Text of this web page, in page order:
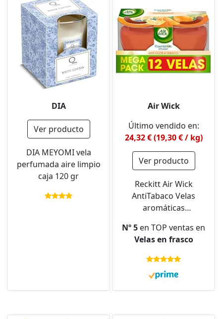
DIA
Ver producto
DIA MEYOMI vela
perfumada aire limpio
caja 120 gr
Air Wick
Último vendido en:
24,32 € (19,30 € / kg)
Ver producto
Reckitt Air Wick
AntiTabaco Velas
aromáticas
antiolores,
ambientador esencia
para casa con aroma
12 unidades
Nº 5 en TOP ventas en
Velas en frasco